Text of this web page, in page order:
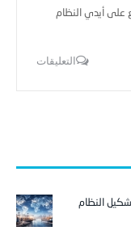
على أيدي النظام
التعليقات
النظام